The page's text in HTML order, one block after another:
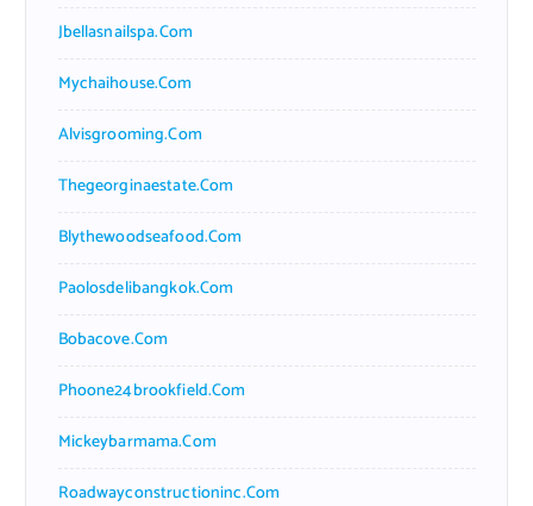
Jbellasnailspa.com
Mychaihouse.com
Alvisgrooming.com
Thegeorginaestate.com
Blythewoodseafood.com
Paolosdelibangkok.com
Bobacove.com
Phoone24brookfield.com
Mickeybarmama.com
Roadwayconstructioninc.com